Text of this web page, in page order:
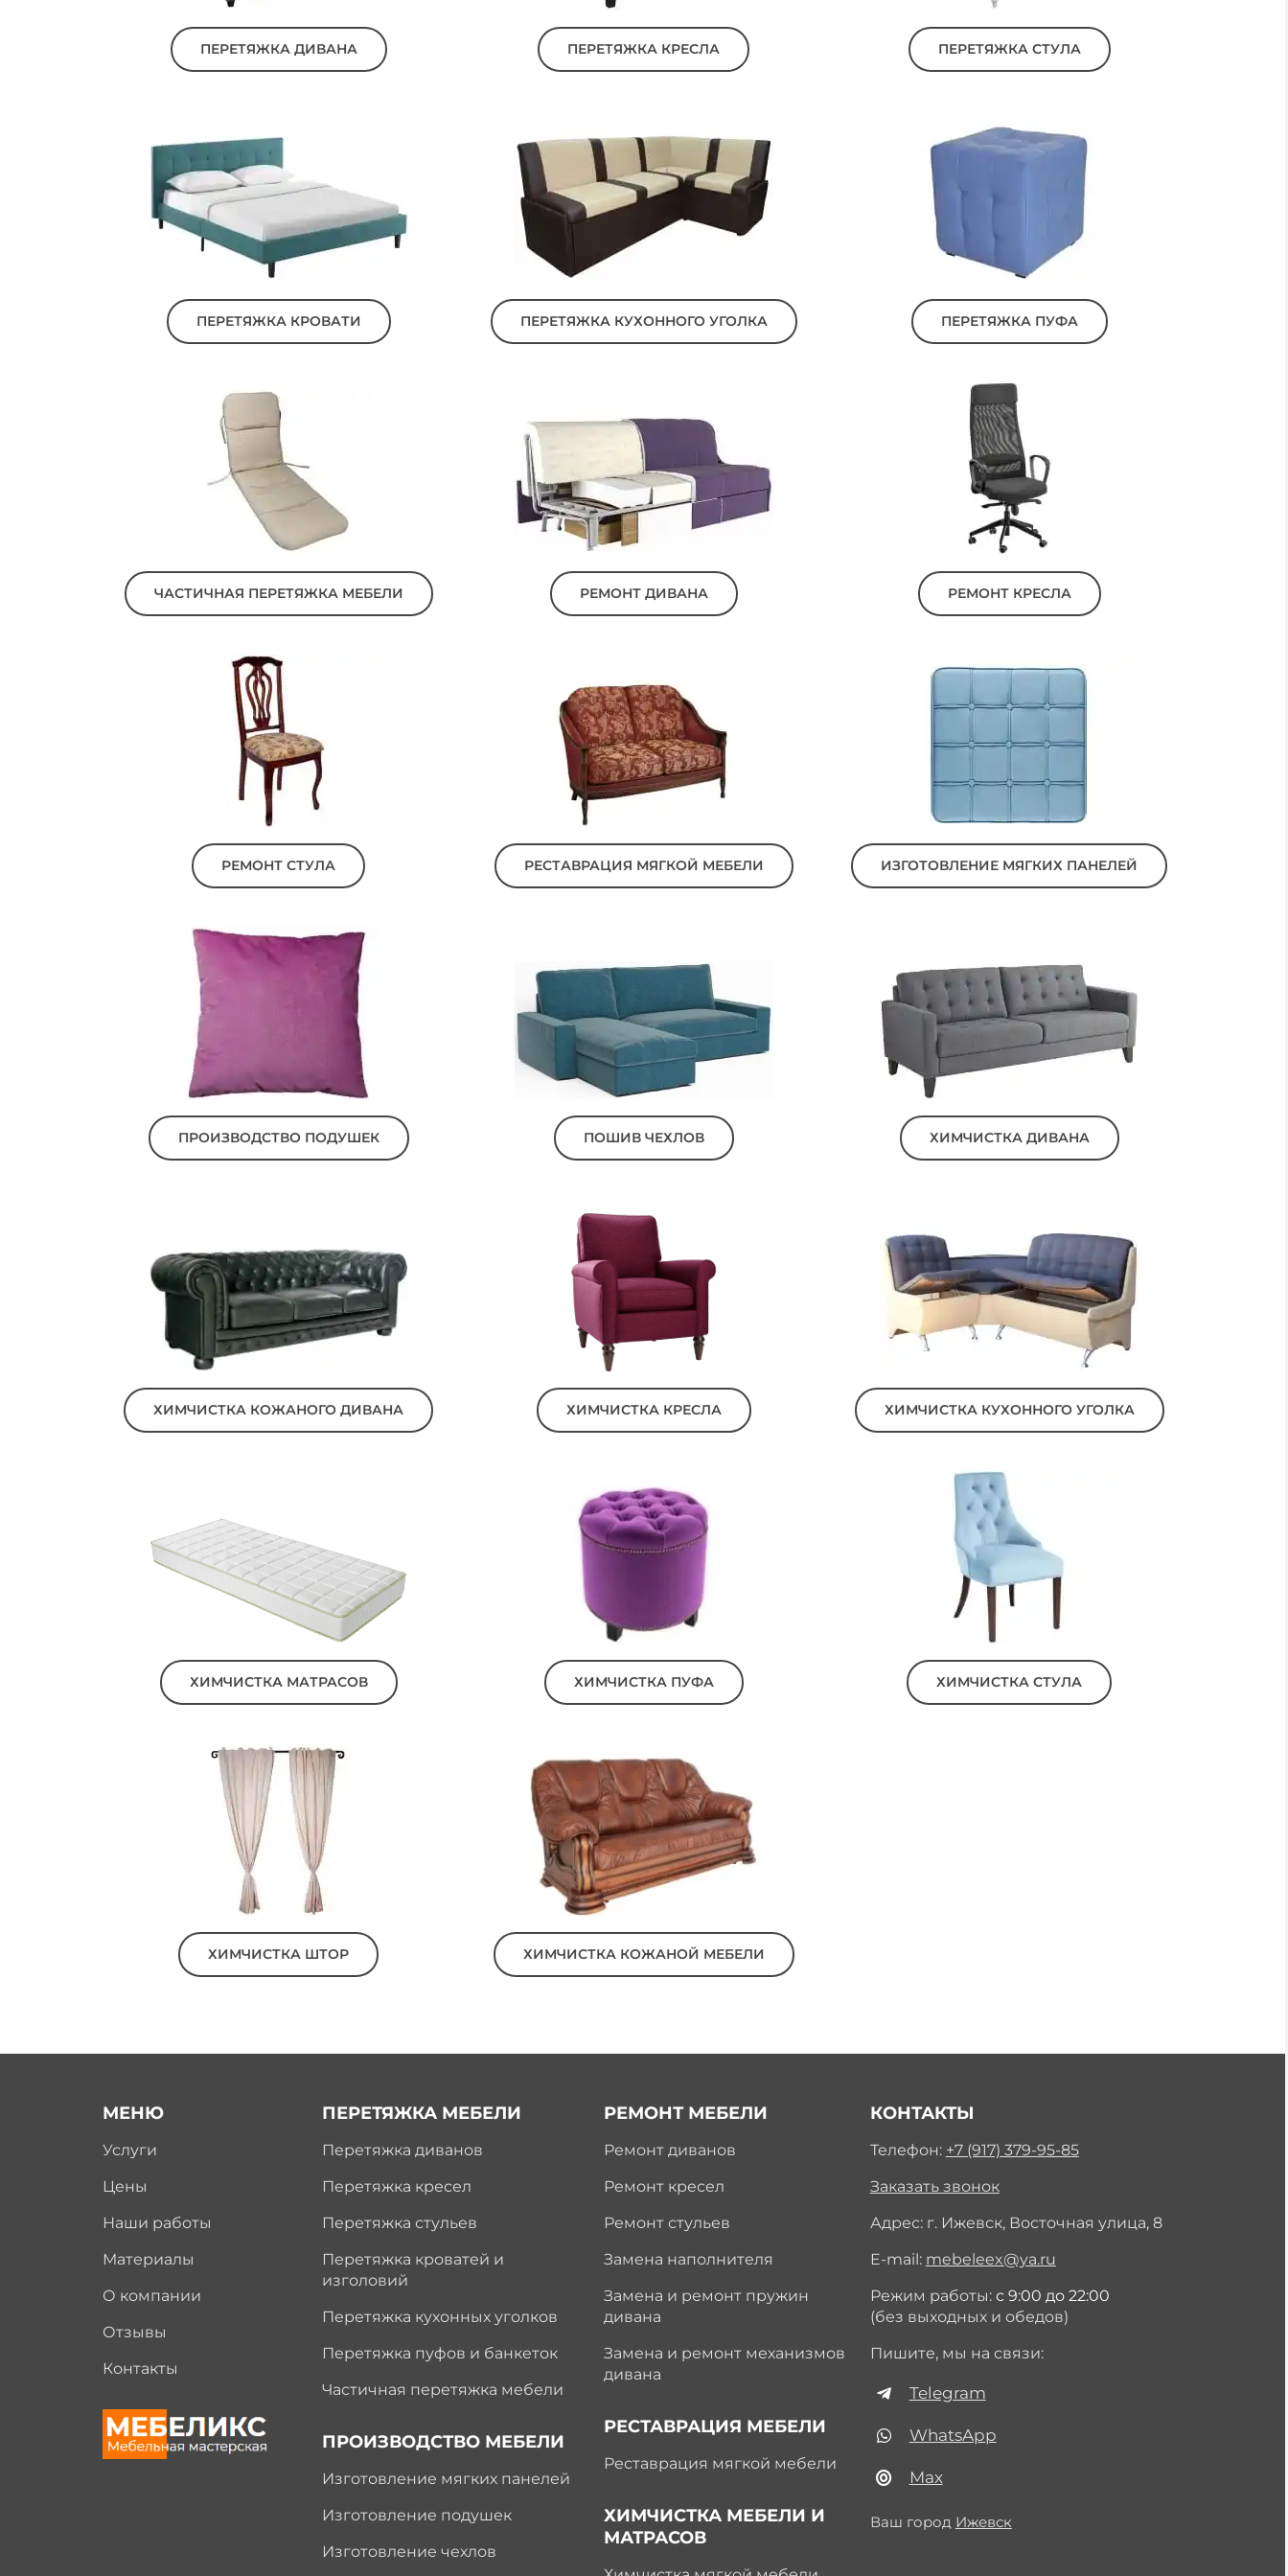
ПЕРЕТЯЖКА ДИВАНА ПЕРЕТЯЖКА КРЕСЛА ПЕРЕТЯЖКА СТУЛА
ПЕРЕТЯЖКА КРОВАТИ ПЕРЕТЯЖКА КУХОННОГО УГОЛКА ПЕРЕТЯЖКА ПУФА
ЧАСТИЧНАЯ ПЕРЕТЯЖКА МЕБЕЛИ РЕМОНТ ДИВАНА РЕМОНТ КРЕСЛА
РЕМОНТ СТУЛА РЕСТАВРАЦИЯ МЯГКОЙ МЕБЕЛИ ИЗГОТОВЛЕНИЕ МЯГКИХ ПАНЕЛЕЙ
ПРОИЗВОДСТВО ПОДУШЕК ПОШИВ ЧЕХЛОВ ХИМЧИСТКА ДИВАНА
ХИМЧИСТКА КОЖАНОГО ДИВАНА ХИМЧИСТКА КРЕСЛА ХИМЧИСТКА КУХОННОГО УГОЛКА
ХИМЧИСТКА МАТРАСОВ ХИМЧИСТКА ПУФА ХИМЧИСТКА СТУЛА
ХИМЧИСТКА ШТОР ХИМЧИСТКА КОЖАНОЙ МЕБЕЛИ
МЕНЮ
Услуги
Цены
Наши работы
Материалы
О компании
Отзывы
Контакты
ПЕРЕТЯЖКА МЕБЕЛИ
Перетяжка диванов
Перетяжка кресел
Перетяжка стульев
Перетяжка кроватей и
изголовий
Перетяжка кухонных уголков
Перетяжка пуфов и банкеток
Частичная перетяжка мебели
ПРОИЗВОДСТВО МЕБЕЛИ
Изготовление мягких панелей
Изготовление подушек
Изготовление чехлов
РЕМОНТ МЕБЕЛИ
Ремонт диванов
Ремонт кресел
Ремонт стульев
Замена наполнителя
Замена и ремонт пружин
дивана
Замена и ремонт механизмов
дивана
РЕСТАВРАЦИЯ МЕБЕЛИ
Реставрация мягкой мебели
ХИМЧИСТКА МЕБЕЛИ И
МАТРАСОВ
КОНТАКТЫ
Телефон: +7 (917) 379-95-85
Заказать звонок
Адрес: г. Ижевск, Восточная улица, 8
E-mail: mebeleex@ya.ru
Режим работы: с 9:00 до 22:00
(без выходных и обедов)
Пишите, мы на связи:
Telegram
WhatsApp
Max
Ваш город Ижевск